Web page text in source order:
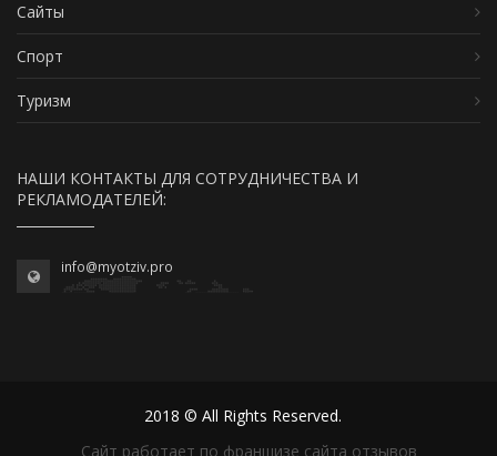
Сайты
Спорт
Туризм
НАШИ КОНТАКТЫ ДЛЯ СОТРУДНИЧЕСТВА И
РЕКЛАМОДАТЕЛЕЙ:
info@myotziv.pro
2018 © All Rights Reserved.
Сайт работает по франшизе сайта отзывов